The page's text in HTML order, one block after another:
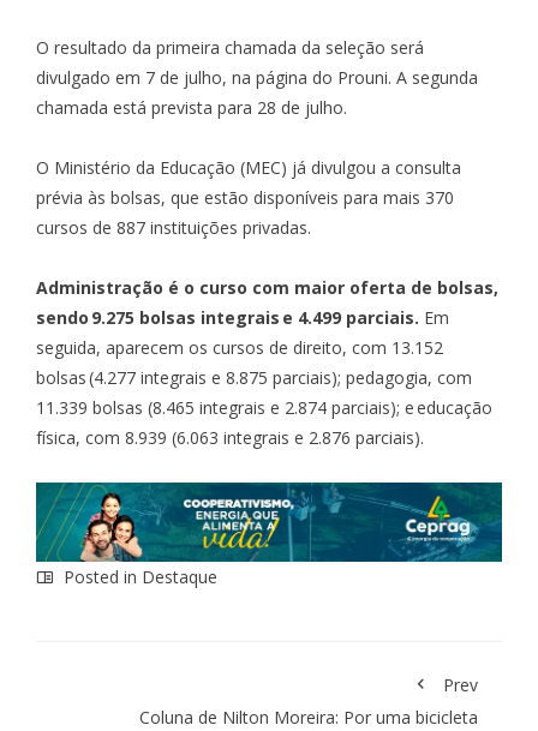
O resultado da primeira chamada da seleção será
divulgado em 7 de julho, na página do Prouni. A segunda
chamada está prevista para 28 de julho.
O Ministério da Educação (MEC) já divulgou a consulta
prévia às bolsas, que estão disponíveis para mais 370
cursos de 887 instituições privadas.
Administração é o curso com maior oferta de bolsas,
sendo 9.275 bolsas integrais e 4.499 parciais. Em
seguida, aparecem os cursos de direito, com 13.152
bolsas (4.277 integrais e 8.875 parciais); pedagogia, com
11.339 bolsas (8.465 integrais e 2.874 parciais); e educação
física, com 8.939 (6.063 integrais e 2.876 parciais).
Posted in Destaque
Prev
Coluna de Nilton Moreira: Por uma bicicleta